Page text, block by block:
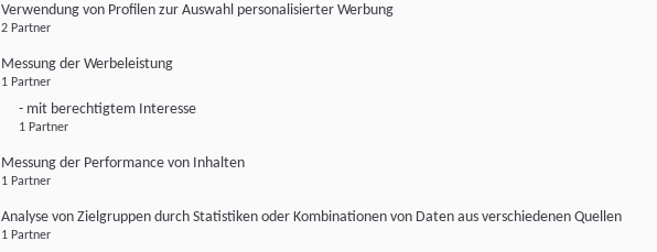
Verwendung von Profilen zur Auswahl personalisierter Werbung
2 Partner
Messung der Werbeleistung
1 Partner
- mit berechtigtem Interesse
1 Partner
Messung der Performance von Inhalten
1 Partner
Analyse von Zielgruppen durch Statistiken oder Kombinationen von Daten aus verschiedenen Quellen
1 Partner